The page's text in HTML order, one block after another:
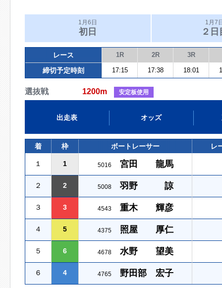
1月6日
初日
1月7
２日
レース 1R 2R 3R
締切予定時刻 17:15 17:38 18:01
選抜戦 1200m 安定板使用
出走表 オッズ
着 枠 ボートレーサー レ
１ 1 5016 宮田 龍馬
２ 2 5008 羽野 諒
３ 3 4543 重木 輝彦
４ 5 4375 照屋 厚仁
５ 6 4678 水野 望美
６ 4 4765 野田部 宏子